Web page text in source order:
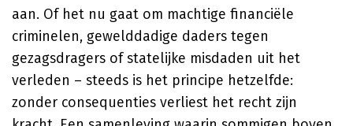
aan. Of het nu gaat om machtige financiële
criminelen, gewelddadige daders tegen
gezagsdragers of statelijke misdaden uit het
verleden – steeds is het principe hetzelfde:
zonder consequenties verliest het recht zijn